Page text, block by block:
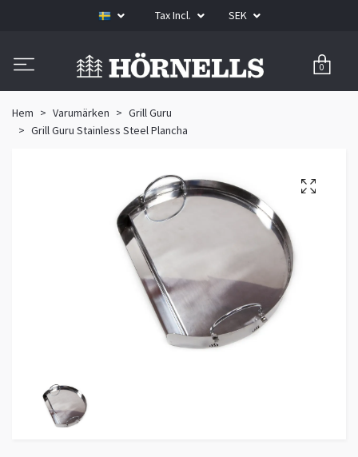
Tax Incl. SEK
0
Hem Varumärken
Grill Guru
Grill Guru Stainless Steel Plancha